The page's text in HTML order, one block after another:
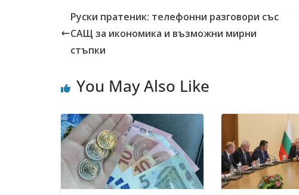
Руски пратеник: телефонни разговори със
САЩ за икономика и възможни мирни
стъпки
You May Also Like